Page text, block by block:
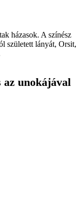
házasok. A színész
született lányát, Orsit,
az unokájával